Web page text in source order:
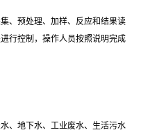
、预处理、加样、反应和结果读
行控制，操作人员按照说明完成
、地下水、工业废水、生活污水